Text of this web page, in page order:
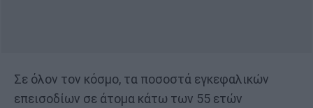
Σε όλον τον κόσμο, τα ποσοστά εγκεφαλικών
επεισοδίων σε άτομα κάτω των 55 ετών